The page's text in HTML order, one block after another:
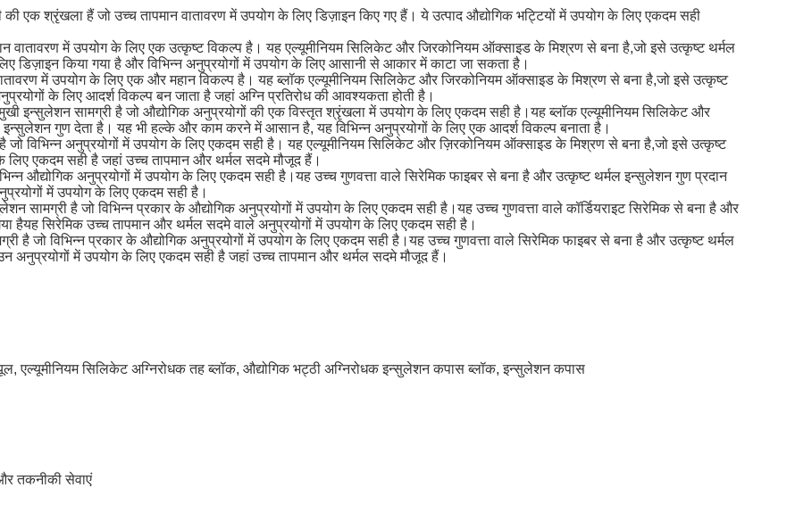
की एक श्रृंखला हैं जो उच्च तापमान वातावरण में उपयोग के लिए डिज़ाइन किए गए हैं। ये उत्पाद औद्योगिक भट्टियों में उपयोग के लिए एकदम सही
वातावरण में उपयोग के लिए एक उत्कृष्ट विकल्प है। यह एल्यूमीनियम सिलिकेट और जिरकोनियम ऑक्साइड के मिश्रण से बना है,जो इसे उत्कृष्ट थर्मल
किया गया है और विभिन्न अनुप्रयोगों में उपयोग के लिए आसानी से आकार में काटा जा सकता है।
में उपयोग के लिए एक और महान विकल्प है। यह ब्लॉक एल्यूमीनियम सिलिकेट और जिरकोनियम ऑक्साइड के मिश्रण से बना है,जो इसे उत्कृष्ट
के लिए आदर्श विकल्प बन जाता है जहां अग्नि प्रतिरोध की आवश्यकता होती है।
इन्सुलेशन सामग्री है जो औद्योगिक अनुप्रयोगों की एक विस्तृत श्रृंखला में उपयोग के लिए एकदम सही है।यह ब्लॉक एल्यूमीनियम सिलिकेट और
गुण देता है। यह भी हल्के और काम करने में आसान है, यह विभिन्न अनुप्रयोगों के लिए एक आदर्श विकल्प बनाता है।
जो विभिन्न अनुप्रयोगों में उपयोग के लिए एकदम सही है। यह एल्यूमीनियम सिलिकेट और ज़िरकोनियम ऑक्साइड के मिश्रण से बना है,जो इसे उत्कृष्ट
एकदम सही है जहां उच्च तापमान और थर्मल सदमे मौजूद हैं।
औद्योगिक अनुप्रयोगों में उपयोग के लिए एकदम सही है।यह उच्च गुणवत्ता वाले सिरेमिक फाइबर से बना है और उत्कृष्ट थर्मल इन्सुलेशन गुण प्रदान
में उपयोग के लिए एकदम सही है।
सामग्री है जो विभिन्न प्रकार के औद्योगिक अनुप्रयोगों में उपयोग के लिए एकदम सही है।यह उच्च गुणवत्ता वाले कॉर्डियराइट सिरेमिक से बना है और
हैयह सिरेमिक उच्च तापमान और थर्मल सदमे वाले अनुप्रयोगों में उपयोग के लिए एकदम सही है।
है जो विभिन्न प्रकार के औद्योगिक अनुप्रयोगों में उपयोग के लिए एकदम सही है।यह उच्च गुणवत्ता वाले सिरेमिक फाइबर से बना है और उत्कृष्ट थर्मल
अनुप्रयोगों में उपयोग के लिए एकदम सही है जहां उच्च तापमान और थर्मल सदमे मौजूद हैं।
एल्यूमीनियम सिलिकेट अग्निरोधक तह ब्लॉक, औद्योगिक भट्ठी अग्निरोधक इन्सुलेशन कपास ब्लॉक, इन्सुलेशन कपास
तकनीकी सेवाएं